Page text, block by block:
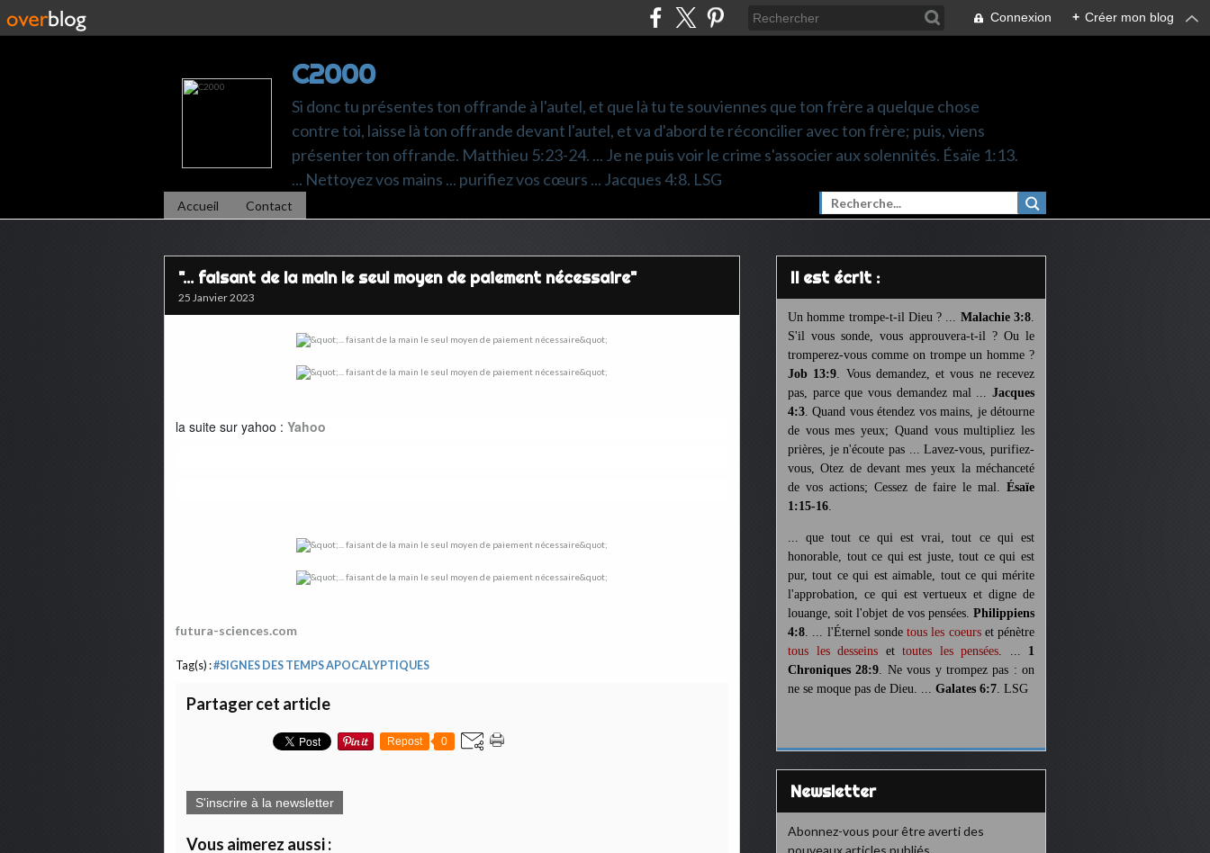
Connexion + Créer mon blog
C2000
Si donc tu présentes ton offrande à l'autel, et que là tu te souviennes que ton frère a quelque chose
contre toi, laisse là ton offrande devant l'autel, et va d'abord te réconcilier avec ton frère; puis, viens
présenter ton offrande. Matthieu 5:23-24. ... Je ne puis voir le crime s'associer aux solennités. Ésaïe 1:13.
... Nettoyez vos mains ... purifiez vos cœurs ... Jacques 4:8. LSG
Accueil Contact
"... faisant de la main le seul moyen de paiement nécessaire"
25 Janvier 2023
la suite sur yahoo : Yahoo
futura-sciences.com
Tag(s) :#SIGNES DES TEMPS APOCALYPTIQUES
Partager cet article
Repost 0
S'inscrire à la newsletter
Vous aimerez aussi :
Il est écrit :
Un homme trompe-t-il Dieu ? ... Malachie 3:8.
S'il vous sonde, vous approuvera-t-il ? Ou le
tromperez-vous comme on trompe un homme ?
Job 13:9. Vous demandez, et vous ne recevez
pas, parce que vous demandez mal ... Jacques
4:3. Quand vous étendez vos mains, je détourne
de vous mes yeux; Quand vous multipliez les
prières, je n'écoute pas ... Lavez-vous, purifiez-
vous, Otez de devant mes yeux la méchanceté
de vos actions; Cessez de faire le mal. Ésaïe
1:15-16.
... que tout ce qui est vrai, tout ce qui est
honorable, tout ce qui est juste, tout ce qui est
pur, tout ce qui est aimable, tout ce qui mérite
l'approbation, ce qui est vertueux et digne de
louange, soit l'objet de vos pensées. Philippiens
4:8. ... l'Éternel sonde tous les coeurset pénètre
tous les desseins et toutes les pensées. ... 1
Chroniques 28:9. Ne vous y trompez pas : on
ne se moque pas de Dieu. ... Galates 6:7. LSG
Newsletter
Abonnez-vous pour être averti des
nouveaux articles publiés.